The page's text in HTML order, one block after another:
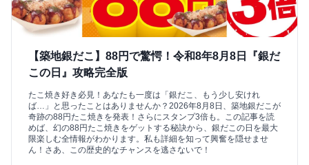
【築地銀だこ】88円で驚愕！令和8年8月8日『銀だ
この日』攻略完全版
たこ焼き好き必見！あなたも一度は「銀だこ、もう少し安けれ
ば…」と思ったことはありませんか？2026年8月8日、築地銀だこが
奇跡の88円たこ焼きを発表！さらにスタンプ3倍も。この記事を読
めば、幻の88円たこ焼きをゲットする秘訣から、銀だこの日を最大
限楽しむ全情報がわかります。私も詳細を知って興奮を隠せませ
ん！さあ、この歴史的なチャンスを逃さないで！